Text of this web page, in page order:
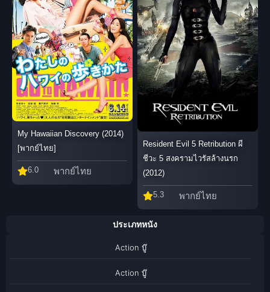
My Hawaiian Discovery (2014)
[พากย์ไทย]
6.0 พากย์ไทย
Resident Evil 5 Retribution ผี
ชีวะ 5 สงครามไวรัสล้างนรก
(2012)
5.3 พากย์ไทย
ประเภทหนัง
Action บู๊
Action บู๊